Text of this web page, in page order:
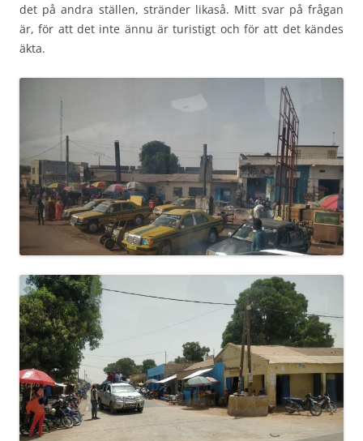
det på andra ställen, stränder likaså. Mitt svar på frågan
är, för att det inte ännu är turistigt och för att det kändes
äkta.